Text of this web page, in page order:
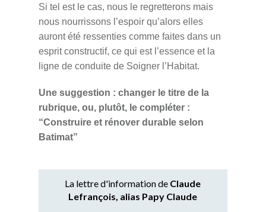
Si tel est le cas, nous le regretterons mais
nous nourrissons l’espoir qu’alors elles
auront été ressenties comme faites dans un
esprit constructif, ce qui est l’essence et la
ligne de conduite de Soigner l’Habitat.
Une suggestion : changer le titre de la
rubrique, ou, plutôt, le compléter :
“Construire et rénover durable selon
Batimat”
La lettre d'information de Claude
Lefrançois, alias Papy Claude